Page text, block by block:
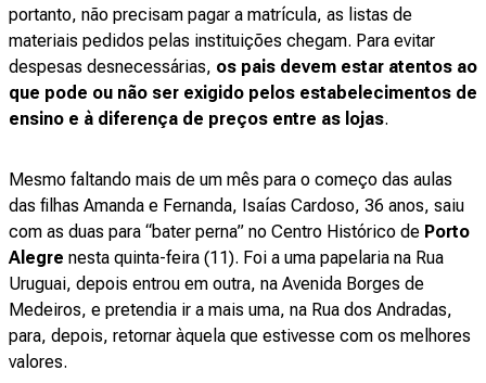
portanto, não precisam pagar a matrícula, as listas de
materiais pedidos pelas instituições chegam. Para evitar
despesas desnecessárias, os pais devem estar atentos ao
que pode ou não ser exigido pelos estabelecimentos de
ensino e à diferença de preços entre as lojas.
Mesmo faltando mais de um mês para o começo das aulas
das filhas Amanda e Fernanda, Isaías Cardoso, 36 anos, saiu
com as duas para “bater perna” no Centro Histórico de Porto
Alegre nesta quinta-feira (11). Foi a uma papelaria na Rua
Uruguai, depois entrou em outra, na Avenida Borges de
Medeiros, e pretendia ir a mais uma, na Rua dos Andradas,
para, depois, retornar àquela que estivesse com os melhores
valores.